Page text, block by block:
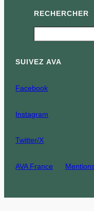
RECHERCHER
SUIVEZ AVA
Facebook
Instagram
Twitter/X
AVA France